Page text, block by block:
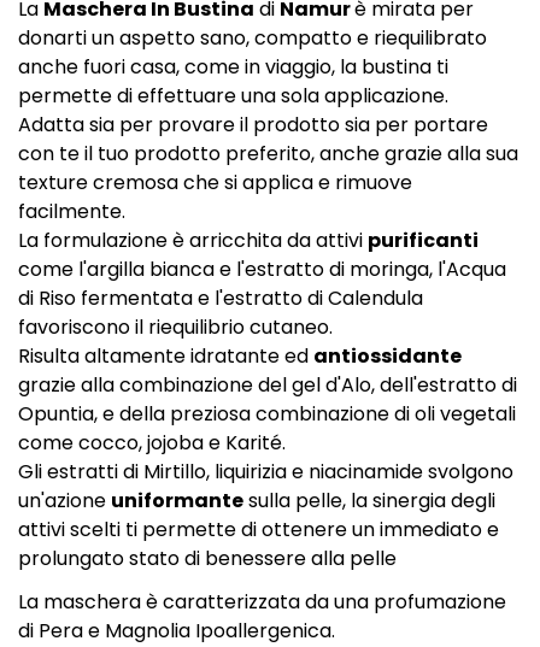
La Maschera In Bustina di Namurè mirata per
donarti un aspetto sano, compatto e riequilibrato
anche fuori casa, come in viaggio, la bustina ti
permette di effettuare una sola applicazione.
Adatta sia per provare il prodotto sia per portare
con te il tuo prodotto preferito, anche grazie alla sua
texture cremosa che si applica e rimuove
facilmente.
La formulazione è arricchita da attivi purificanti
come l'argilla bianca e l'estratto di moringa, l'Acqua
di Riso fermentata e l'estratto di Calendula
favoriscono il riequilibrio cutaneo.
Risulta altamente idratante ed antiossidante
grazie alla combinazione del gel d'Alo, dell'estratto di
Opuntia, e della preziosa combinazione di oli vegetali
come cocco, jojoba e Karité.
Gli estratti di Mirtillo, liquirizia e niacinamide svolgono
un'azione uniformantesulla pelle, la sinergia degli
attivi scelti ti permette di ottenere un immediato e
prolungato stato di benessere alla pelle
La maschera è caratterizzata da una profumazione
di Pera e Magnolia Ipoallergenica.